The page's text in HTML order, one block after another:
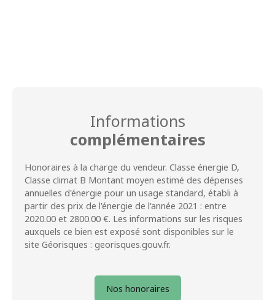
Informations
complémentaires
Honoraires à la charge du vendeur. Classe énergie D,
Classe climat B Montant moyen estimé des dépenses
annuelles d'énergie pour un usage standard, établi à
partir des prix de l'énergie de l'année 2021 : entre
2020.00 et 2800.00 €. Les informations sur les risques
auxquels ce bien est exposé sont disponibles sur le
site Géorisques : georisques.gouv.fr.
Nos honoraires